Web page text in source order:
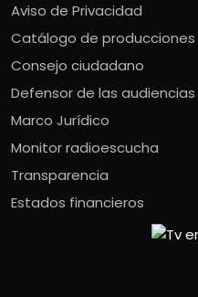
Aviso de Privacidad
Catálogo de producciones
Consejo ciudadano
Defensor de las audiencias
Marco Jurídico
Monitor radioescucha
Transparencia
Estados financieros